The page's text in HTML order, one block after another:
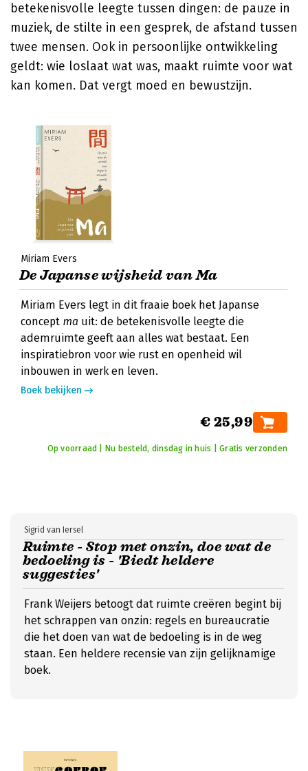
betekenisvolle leegte tussen dingen: de pauze in
muziek, de stilte in een gesprek, de afstand tussen
twee mensen. Ook in persoonlijke ontwikkeling
geldt: wie loslaat wat was, maakt ruimte voor wat
kan komen. Dat vergt moed en bewustzijn.
Miriam Evers
De Japanse wijsheid van Ma
Miriam Evers legt in dit fraaie boek het Japanse
concept ma uit: de betekenisvolle leegte die
ademruimte geeft aan alles wat bestaat. Een
inspiratiebron voor wie rust en openheid wil
inbouwen in werk en leven.
Boek bekijken
€ 25,99
Op voorraad | Nu besteld, dinsdag in huis | Gratis verzonden
Ruimte - Stop met onzin, doe wat de
bedoeling is - 'Biedt heldere
suggesties'
Sigrid van Iersel
Frank Weijers betoogt dat ruimte creëren begint bij
het schrappen van onzin: regels en bureaucratie
die het doen van wat de bedoeling is in de weg
staan. Een heldere recensie van zijn gelijknamige
boek.